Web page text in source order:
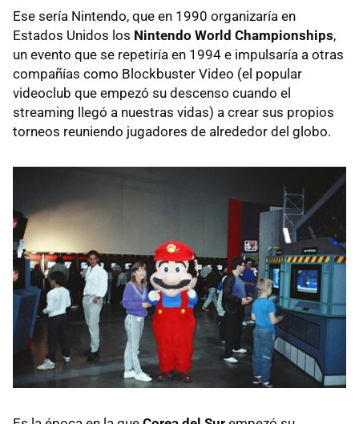
Ese sería Nintendo, que en 1990 organizaría en
Estados Unidos los Nintendo World Championships,
un evento que se repetiría en 1994 e impulsaría a otras
compañías como Blockbuster Video (el popular
videoclub que empezó su descenso cuando el
streaming llegó a nuestras vidas) a crear sus propios
torneos reuniendo jugadores de alrededor del globo.